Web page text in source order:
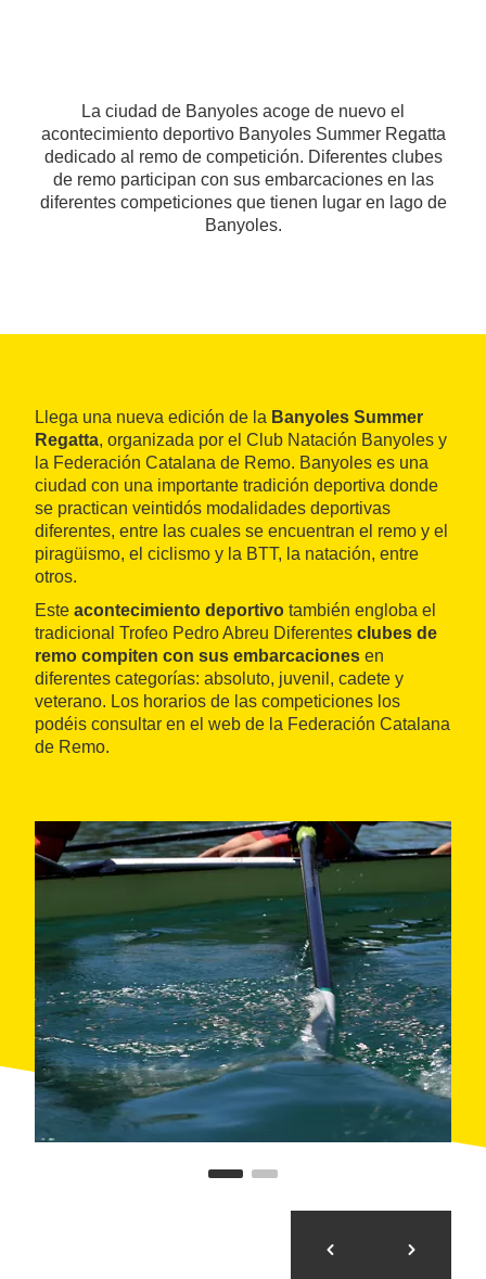
La ciudad de Banyoles acoge de nuevo el
acontecimiento deportivo Banyoles Summer Regatta
dedicado al remo de competición. Diferentes clubes
de remo participan con sus embarcaciones en las
diferentes competiciones que tienen lugar en lago de
Banyoles.
Llega una nueva edición de la Banyoles Summer
Regatta, organizada por el Club Natación Banyoles y
la Federación Catalana de Remo. Banyoles es una
ciudad con una importante tradición deportiva donde
se practican veintidós modalidades deportivas
diferentes, entre las cuales se encuentran el remo y el
piragüismo, el ciclismo y la BTT, la natación, entre
otros.
Este acontecimiento deportivo también engloba el
tradicional Trofeo Pedro Abreu Diferentes clubes de
remo compiten con sus embarcaciones en
diferentes categorías: absoluto, juvenil, cadete y
veterano. Los horarios de las competiciones los
podéis consultar en el web de la Federación Catalana
de Remo.